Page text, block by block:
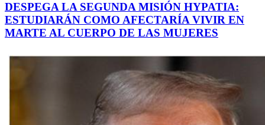
DESPEGA LA SEGUNDA MISIÓN HYPATIA:
ESTUDIARÁN COMO AFECTARÍA VIVIR EN
MARTE AL CUERPO DE LAS MUJERES